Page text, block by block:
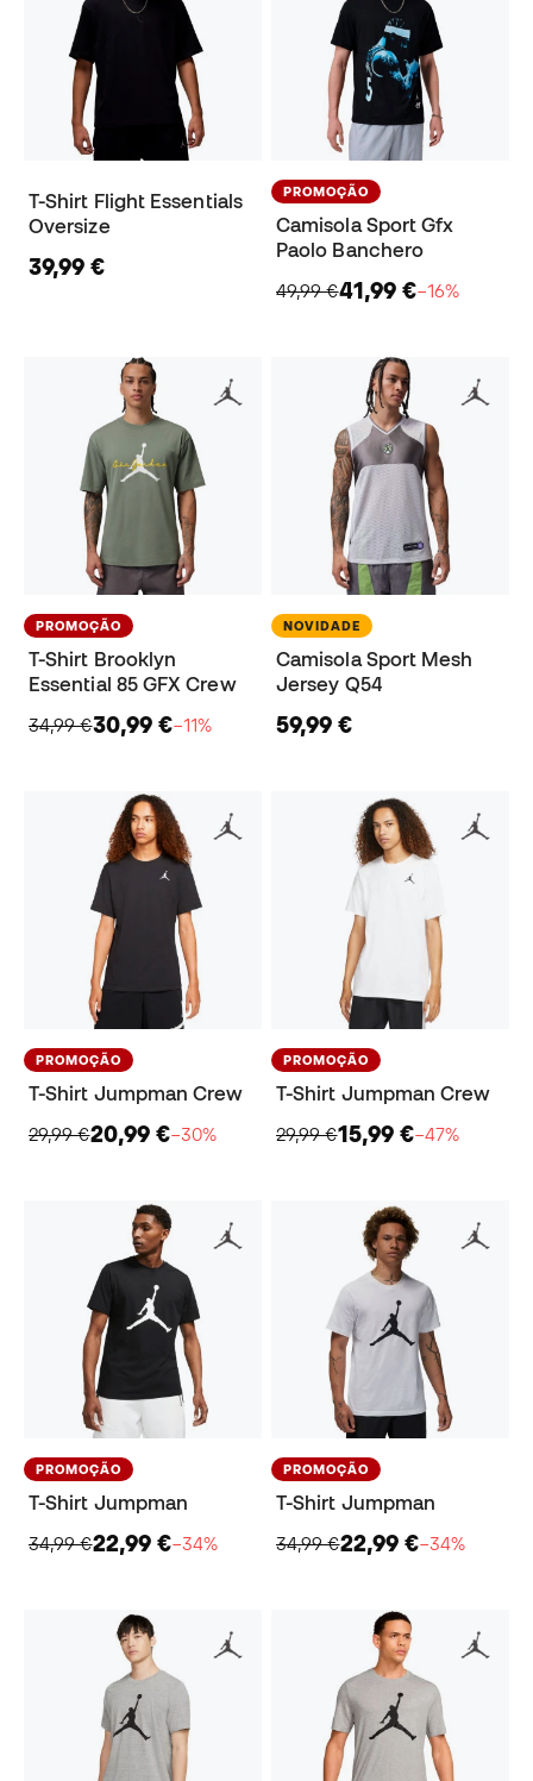
T-Shirt Flight Essentials
Oversize
39,99 €
PROMOÇÃO
Camisola Sport Gfx
Paolo Banchero
49,99 €41,99 €−16%
PROMOÇÃO
T-Shirt Brooklyn
Essential 85 GFX Crew
34,99 €30,99 €−11%
NOVIDADE
Camisola Sport Mesh
Jersey Q54
59,99 €
PROMOÇÃO
T-Shirt Jumpman Crew
29,99 €20,99 €−30%
PROMOÇÃO
T-Shirt Jumpman Crew
29,99 €15,99 €−47%
PROMOÇÃO
T-Shirt Jumpman
34,99 €22,99 €−34%
PROMOÇÃO
T-Shirt Jumpman
34,99 €22,99 €−34%